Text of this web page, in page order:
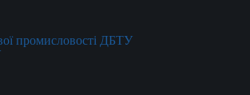
промисловості ДБТУ